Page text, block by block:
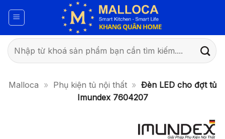
qua
dung
Tìm
kiếm:
Malloca » Phụ kiện tủ nội thất » Đèn LED cho đợt tủ
Imundex 7604207